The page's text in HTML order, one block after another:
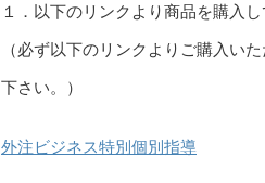
１．以下のリンクより商品を購入し
（必ず以下のリンクよりご購入い
下さい。）
外注ビジネス特別個別指導